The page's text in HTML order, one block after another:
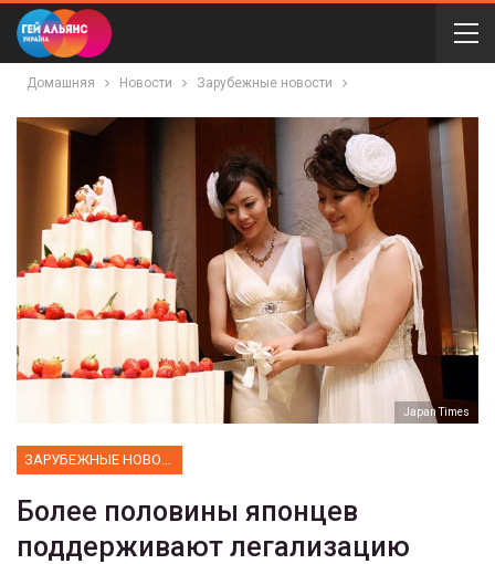
Домашняя Новости Зарубежные новости
Japan Times
Более половины японцев
поддерживают легализацию